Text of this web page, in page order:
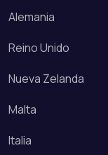
Alemania
Reino Unido
Nueva Zelanda
Malta
Italia